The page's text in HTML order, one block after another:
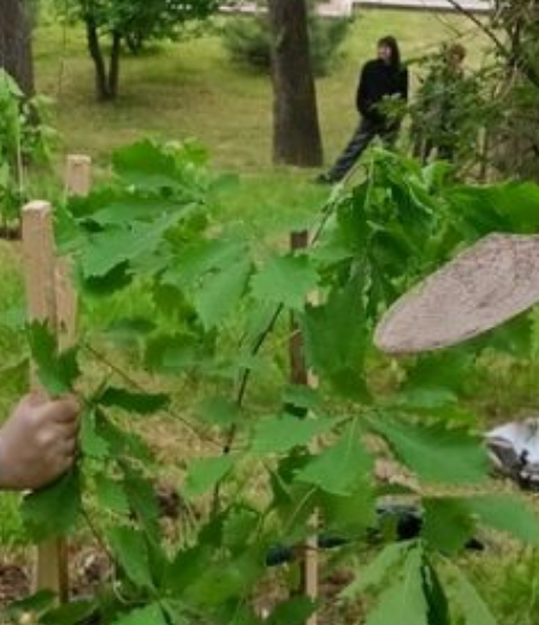
гектара. В мероприятии примут
участие сотрудники ведомства,
работники лесхозов,
представители предприятий
и общественности.
Особое внимание в ходе акции
будет уделено восстановлению
территорий, пострадавших
от лесных пожаров. Акция
направлена на сохранение
и преумножение лесных
богатств Дальнего Востока.
Национальный проект
«Экологическое благополучие»,
инициированный президентом
России Владимиром Путиным,
предусматривает комплекс
мер по сохранению
и восстановлению лесов,
а также повышению
экологической культуры
населения.
Каждый год в ней участвуют
до 1,5 млн человек, которые
высаживают около 70 млн
деревьев. Организаторами
выступают Минприроды